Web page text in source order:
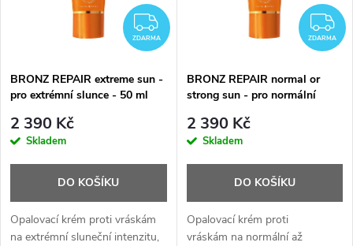
ZDARMA
ZDARMA
BRONZ REPAIR extreme sun -
pro extrémní slunce - 50 ml
2 390 Kč
Skladem
DO KOŠÍKU
Opalovací krém proti vráskám
na extrémní sluneční intenzitu,
ZDARMA
BRONZ REPAIR normal or
strong sun - pro normální
2 390 Kč
Skladem
DO KOŠÍKU
Opalovací krém proti
vráskám na normální až